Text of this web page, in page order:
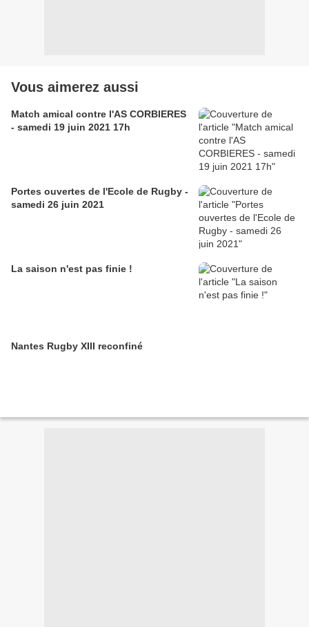
Vous aimerez aussi
Match amical contre l'AS CORBIERES
- samedi 19 juin 2021 17h
Portes ouvertes de l'Ecole de Rugby -
samedi 26 juin 2021
La saison n'est pas finie !
Nantes Rugby XIII reconfiné